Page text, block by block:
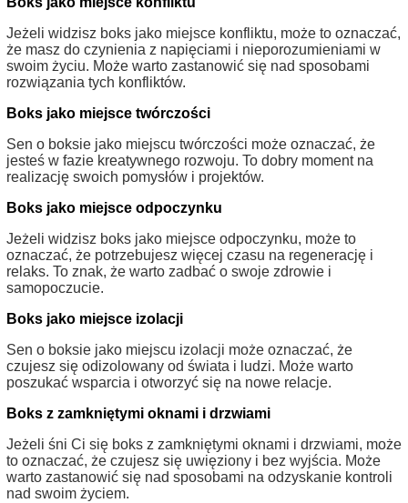
Jeżeli widzisz boks jako miejsce konfliktu, może to oznaczać,
że masz do czynienia z napięciami i nieporozumieniami w
swoim życiu. Może warto zastanowić się nad sposobami
rozwiązania tych konfliktów.
Boks jako miejsce twórczości
Sen o boksie jako miejscu twórczości może oznaczać, że
jesteś w fazie kreatywnego rozwoju. To dobry moment na
realizację swoich pomysłów i projektów.
Boks jako miejsce odpoczynku
Jeżeli widzisz boks jako miejsce odpoczynku, może to
oznaczać, że potrzebujesz więcej czasu na regenerację i
relaks. To znak, że warto zadbać o swoje zdrowie i
samopoczucie.
Boks jako miejsce izolacji
Sen o boksie jako miejscu izolacji może oznaczać, że
czujesz się odizolowany od świata i ludzi. Może warto
poszukać wsparcia i otworzyć się na nowe relacje.
Boks z zamkniętymi oknami i drzwiami
Jeżeli śni Ci się boks z zamkniętymi oknami i drzwiami, może
to oznaczać, że czujesz się uwięziony i bez wyjścia. Może
warto zastanowić się nad sposobami na odzyskanie kontroli
nad swoim życiem.